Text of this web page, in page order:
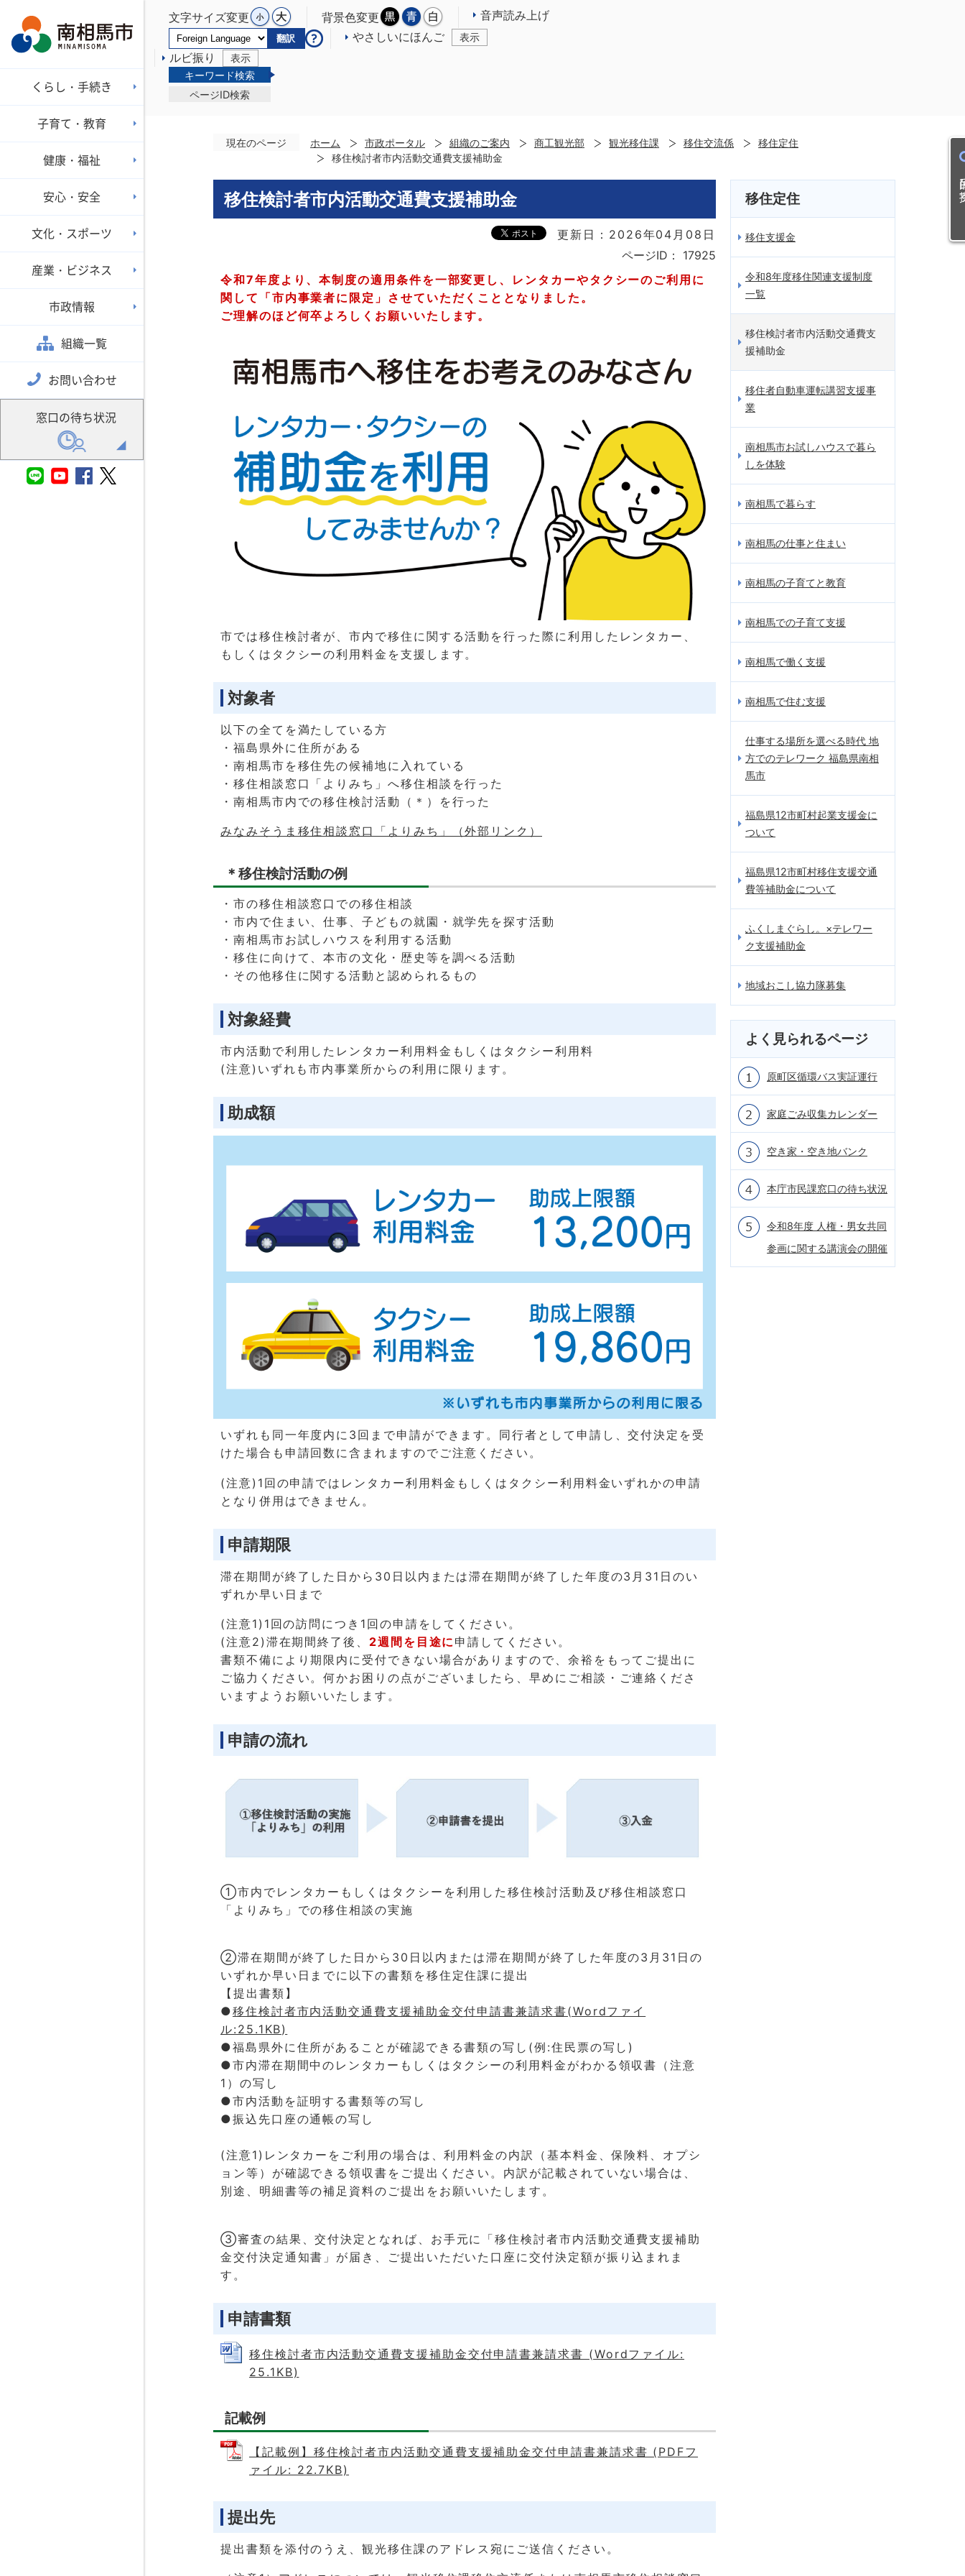
文字サイズ変更 背景色変更 音声読み上げ
翻訳 やさしいにほんご 表示
ルビ振り
表示
キーワード検索
ページID検索
くらし・手続き
子育て・教育
健康・福祉
安心・安全
文化・スポーツ
産業・ビジネス
市政情報
組織一覧
お問い合わせ
窓口の待ち状況
目
現在のページ ホーム 市政ポータル 組織のご案内 商工観光部 観光移住課 移住交流係
移住定住
移住検討者市内活動交通費支援補助金
移住検討者市内活動交通費支援補助金
更新日：2026年04月08日
ページID：
17925
令和7年度より、本制度の適用条件を一部変更し、レンタカーやタクシーのご利用に
関して「市内事業者に限定」させていただくこととなりました。
ご理解のほど何卒よろしくお願いいたします。
市では移住検討者が、市内で移住に関する活動を行った際に利用したレンタカー、
もしくはタクシーの利用料金を支援します。
対象者
以下の全てを満たしている方
・福島県外に住所がある
・南相馬市を移住先の候補地に入れている
・移住相談窓口「よりみち」へ移住相談を行った
・南相馬市内での移住検討活動（＊）を行った
みなみそうま移住相談窓口「よりみち」（外部リンク）
＊移住検討活動の例
・市の移住相談窓口での移住相談
・市内で住まい、仕事、子どもの就園・就学先を探す活動
・南相馬市お試しハウスを利用する活動
・移住に向けて、本市の文化・歴史等を調べる活動
・その他移住に関する活動と認められるもの
対象経費
市内活動で利用したレンタカー利用料金もしくはタクシー利用料
(注意)いずれも市内事業所からの利用に限ります。
助成額
いずれも同一年度内に3回まで申請ができます。同行者として申請し、交付決定を受
けた場合も申請回数に含まれますのでご注意ください。
(注意)1回の申請ではレンタカー利用料金もしくはタクシー利用料金いずれかの申請
となり併用はできません。
申請期限
滞在期間が終了した日から30日以内または滞在期間が終了した年度の3月31日のい
ずれか早い日まで
(注意1)1回の訪問につき1回の申請をしてください。
(注意2)滞在期間終了後、 2週間 を目途に 申請してください。
書類不備により期限内に受付できない場合がありますので、余裕をもってご提出に
ご協力ください。何かお困りの点がございましたら、早めにご相談・ご連絡くださ
いますようお願いいたします。
申請の流れ
①市内でレンタカーもしくはタクシーを利用した移住検討活動及び移住相談窓口
「よりみち」での移住相談の実施
②滞在期間が終了した日から30日以内または滞在期間が終了した年度の3月31日の
いずれか早い日までに以下の書類を移住定住課に提出
【提出書類】
●移住検討者市内活動交通費支援補助金交付申請書兼請求書(Wordファイ
ル:25.1KB)
●福島県外に住所があることが確認できる書類の写し(例:住民票の写し)
●市内滞在期間中のレンタカーもしくはタクシーの利用料金がわかる領収書（注意
1）の写し
●市内活動を証明する書類等の写し
●振込先口座の通帳の写し
(注意1)レンタカーをご利用の場合は、利用料金の内訳（基本料金、保険料、オプシ
ョン等）が確認できる領収書をご提出ください。内訳が記載されていない場合は、
別途、明細書等の補足資料のご提出をお願いいたします。
③審査の結果、交付決定となれば、お手元に「移住検討者市内活動交通費支援補助
金交付決定通知書」が届き、ご提出いただいた口座に交付決定額が振り込まれま
す。
申請書類
移住検討者市内活動交通費支援補助金交付申請書兼請求書 (Wordファイル:
25.1KB)
記載例
【記載例】移住検討者市内活動交通費支援補助金交付申請書兼請求書 (PDFフ
ァイル: 22.7KB)
提出先
提出書類を添付のうえ、観光移住課のアドレス宛にご送信ください。
移住定住
移住支援金
令和8年度移住関連支援制度
一覧
移住検討者市内活動交通費支
援補助金
移住者自動車運転講習支援事
業
南相馬市お試しハウスで暮ら
しを体験
南相馬で暮らす
南相馬の仕事と住まい
南相馬の子育てと教育
南相馬での子育て支援
南相馬で働く支援
南相馬で住む支援
仕事する場所を選べる時代 地
方でのテレワーク 福島県南相
馬市
福島県12市町村起業支援金に
ついて
福島県12市町村移住支援交通
費等補助金について
ふくしまぐらし。×テレワー
ク支援補助金
地域おこし協力隊募集
よく見られるページ
原町区循環バス実証運行
家庭ごみ収集カレンダー
空き家・空き地バンク
本庁市民課窓口の待ち状況
令和8年度 人権・男女共同
参画に関する講演会の開催